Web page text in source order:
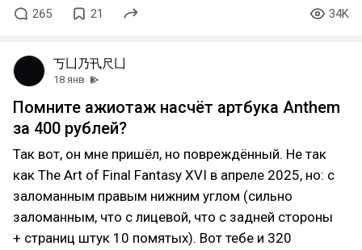
265 21 34K
丂凵乃卂尺凵
18 янв
Помните ажиотаж насчёт артбука Anthem
за 400 рублей?
Так вот, он мне пришёл, но повреждённый. Не так
как The Art of Final Fantasy XVI в апреле 2025, но: с
заломанным правым нижним углом (сильно
заломанным, что с лицевой, что с задней стороны
+ страниц штук 10 помятых). Вот тебе и 320